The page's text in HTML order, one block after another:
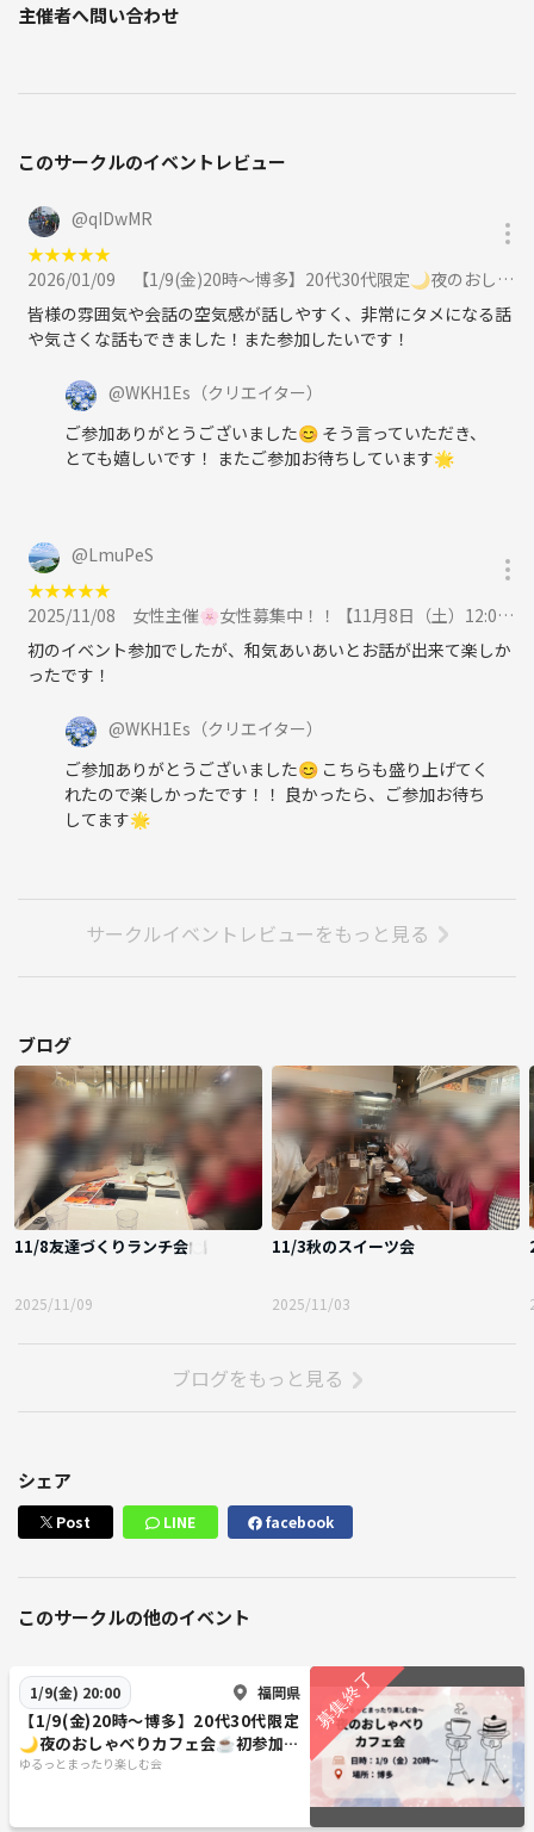
主催者へ問い合わせ
このサークルのイベントレビュー
@qIDwMR
★★★★★
2026/01/09
【1/9(金)20時〜博多】20代30代限定🌙夜のおしゃべりカフェ会☕️初参加歓迎👌に参加
皆様の雰囲気や会話の空気感が話しやすく、非常にタメになる話
や気さくな話もできました！また参加したいです！
@WKH1Es （クリエイター）
ご参加ありがとうございました😊 そう言っていただき、
とても嬉しいです！ またご参加お待ちしています🌟
@LmuPeS
★★★★★
2025/11/08
女性主催🌸女性募集中！！【11月8日（土）12:00〜】20代30代限定🌿友達づくりランチ🍽️に参加
初のイベント参加でしたが、和気あいあいとお話が出来て楽しか
ったです！
@WKH1Es （クリエイター）
ご参加ありがとうございました😊 こちらも盛り上げてく
れたので楽しかったです！！ 良かったら、ご参加お待ち
してます🌟
サークルイベントレビューをもっと見る
ブログ
11/8友達づくりランチ会🍽️
2025/11/09
11/3秋のスイーツ会
2025/11/03
ブログをもっと見る
シェア
Post LINE facebook
このサークルの他のイベント
1/9(金) 20:00 福岡県
【1/9(金)20時〜博多】20代30代限定
🌙夜のおしゃべりカフェ会☕️初参加歓
迎👌
ゆるっとまったり楽しむ会